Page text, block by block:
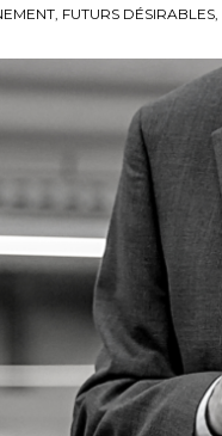
, FUTURS DÉSIRABLES,